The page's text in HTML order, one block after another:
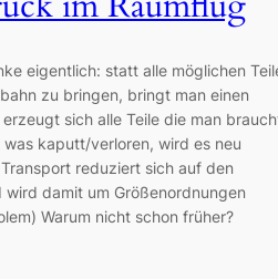
eigentlich: statt alle möglichen
zu bringen, bringt man einen
sich alle Teile die man
was kaputt/verloren, wird es neu
reduziert sich auf den
wird damit um Größenordnungen
Warum nicht schon früher?